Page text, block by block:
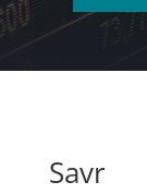
Savr